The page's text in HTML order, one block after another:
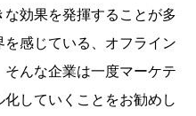
効果を発揮することが多
感じている、オフライン
んな企業は一度マーケテ
していくことをお勧めし